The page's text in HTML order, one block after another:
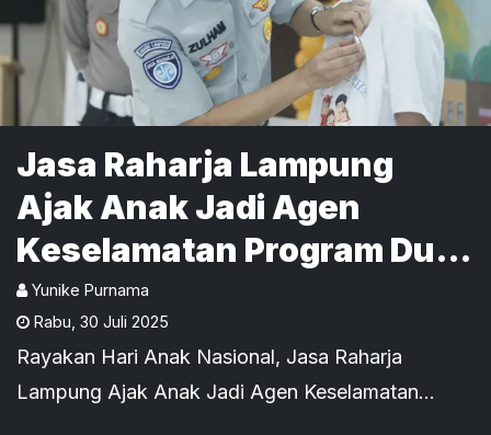
Jasa Raharja Lampung
Ajak Anak Jadi Agen
Keselamatan Program Duta
Informasi
Yunike Purnama
Rabu 30 Juli 2025
Rayakan Hari Anak Nasional, Jasa Raharja
Lampung Ajak Anak Jadi Agen Keselamatan